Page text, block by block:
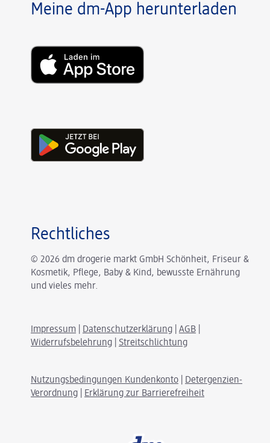
Meine dm-App herunterladen
Rechtliches
© 2026 dm drogerie markt GmbH Schönheit, Friseur &
Kosmetik, Pflege, Baby & Kind, bewusste Ernährung
und vieles mehr.
Impressum Datenschutzerklärung AGB
Widerrufsbelehrung
Streitschlichtung
Nutzungsbedingungen Kundenkonto
Detergenzien-
Verordnung
Erklärung zur Barrierefreiheit